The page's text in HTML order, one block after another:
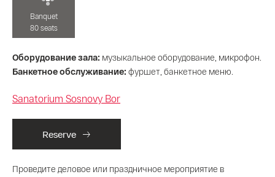
Banquet
80 seats
Оборудование зала: музыкальное оборудование, микрофон.
Банкетное обслуживание: фуршет, банкетное меню.
Sanatorium Sosnovy Bor
Reserve
Проведите деловое или праздничное мероприятие в